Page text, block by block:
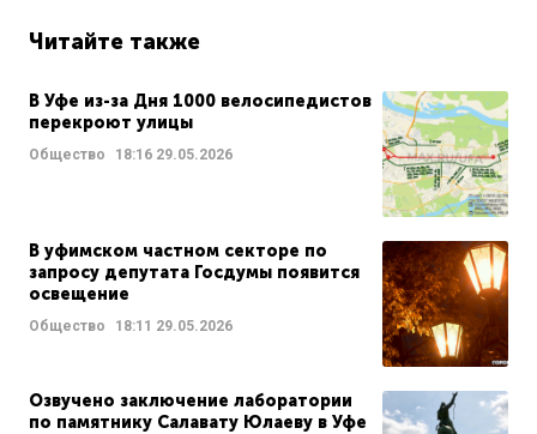
Читайте также
В Уфе из-за Дня 1000 велосипедистов
перекроют улицы
Общество 18:16 29.05.2026
В уфимском частном секторе по
запросу депутата Госдумы появится
освещение
Общество 18:11 29.05.2026
Озвучено заключение лаборатории
по памятнику Салавату Юлаеву в Уфе